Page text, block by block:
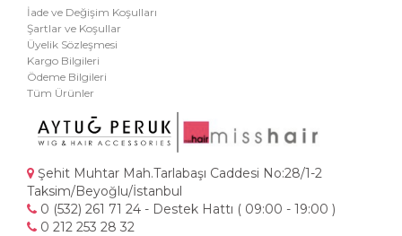
İade ve Değişim Koşulları
Şartlar ve Koşullar
Üyelik Sözleşmesi
Kargo Bilgileri
Ödeme Bilgileri
Tüm Ürünler
Şehit Muhtar Mah.Tarlabaşı Caddesi No:28/1-2
Taksim/Beyoğlu/İstanbul
0 (532) 261 71 24 - Destek Hattı ( 09:00 - 19:00 )
0 212 253 28 32